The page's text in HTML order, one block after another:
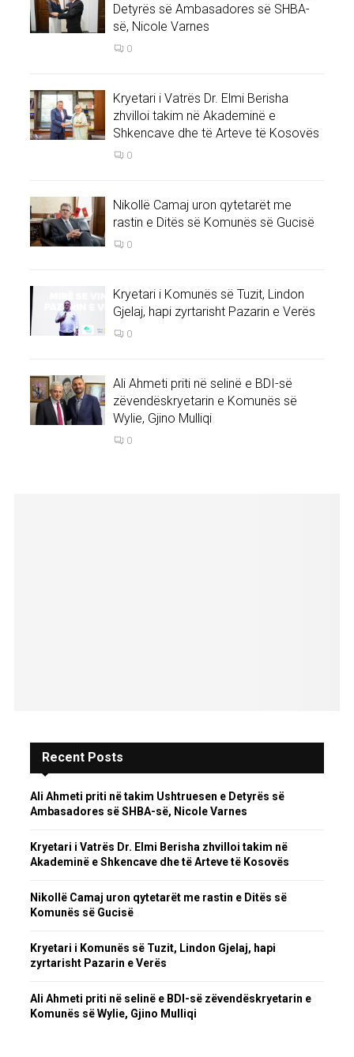
Detyrës së Ambasadores së SHBA-
së, Nicole Varnes
0
Kryetari i Vatrës Dr. Elmi Berisha
zhvilloi takim në Akademinë e
Shkencave dhe të Arteve të Kosovës
0
Nikollë Camaj uron qytetarët me
rastin e Ditës së Komunës së Gucisë
0
Kryetari i Komunës së Tuzit, Lindon
Gjelaj, hapi zyrtarisht Pazarin e Verës
0
Ali Ahmeti priti në selinë e BDI-së
zëvendëskryetarin e Komunës së
Wylie, Gjino Mulliqi
0
Recent Posts
Ali Ahmeti priti në takim Ushtruesen e Detyrës së
Ambasadores së SHBA-së, Nicole Varnes
Kryetari i Vatrës Dr. Elmi Berisha zhvilloi takim në
Akademinë e Shkencave dhe të Arteve të Kosovës
Nikollë Camaj uron qytetarët me rastin e Ditës së
Komunës së Gucisë
Kryetari i Komunës së Tuzit, Lindon Gjelaj, hapi
zyrtarisht Pazarin e Verës
Ali Ahmeti priti në selinë e BDI-së zëvendëskryetarin e
Komunës së Wylie, Gjino Mulliqi